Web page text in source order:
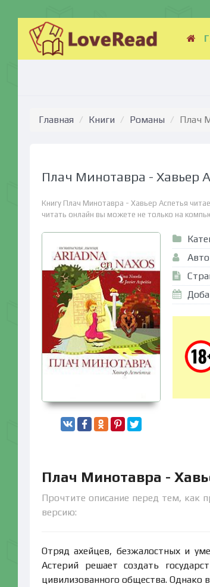
Главная Книги Романы Плач
Плач Минотавра - Хавьер
Книгу Плач Минотавра - Хавьер Аспетья
читать онлайн вы можете не только на
Плач Минотавра -
Прочтите описание перед тем, как
версию:
Отряд ахейцев, безжалостных и
Астерий решает создать
цивилизованного общества. Однако